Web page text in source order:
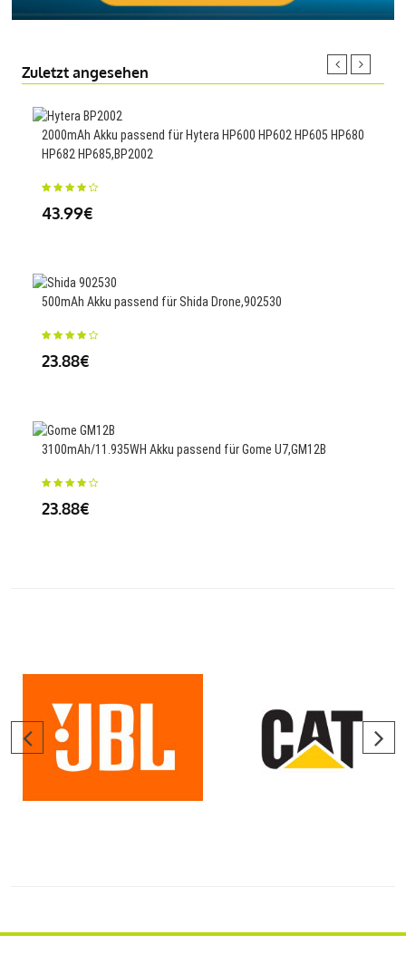
Zuletzt angesehen
2000mAh Akku passend für Hytera HP600 HP602 HP605 HP680
HP682 HP685,BP2002
43.99€
500mAh Akku passend für Shida Drone,902530
23.88€
3100mAh/11.935WH Akku passend für Gome U7,GM12B
23.88€